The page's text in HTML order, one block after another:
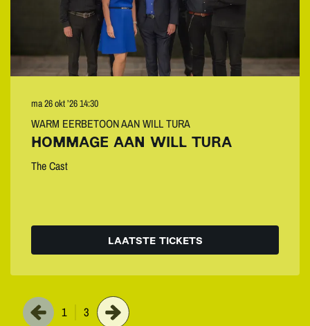
HOMMAGE AAN WILL TURA
The Cast
WARM EERBETOON AAN WILL TURA
ma 26 okt ’2614:30
LAATSTE TICKETS
1 3